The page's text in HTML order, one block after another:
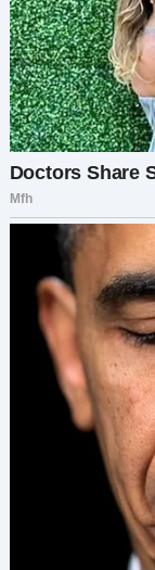
меня».
В тот вечер,
помогал
винты на
неидеально,
Следующие
просьб. Он
ванную, но и
делал
ей отёкшие
голова, он
сесть и
Но самое
когда у
Стас не
руку и
неё глаз, и
Лилия, я
Он держал